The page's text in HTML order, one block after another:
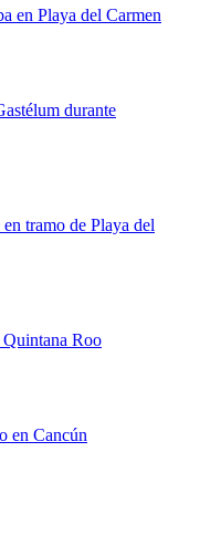
en Playa del Carmen
durante
tramo de Playa del
Quintana Roo
en Cancún